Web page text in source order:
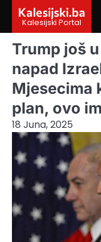
content
Kalesijski.ba
Kalesijski Portal
Trump još
napad
Mjesecima
plan, ovo
18 Juna, 2025